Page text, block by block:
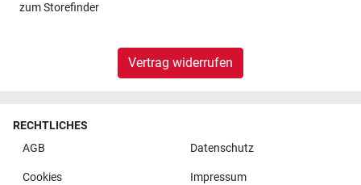
zumStorefinder
Vertrag widerrufen
RECHTLICHES
AGB
Datenschutz
Cookies Impressum